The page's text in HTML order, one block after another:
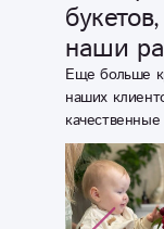
наши
Еще больше
наших